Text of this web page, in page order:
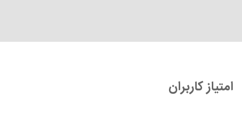
امتیاز کاربران